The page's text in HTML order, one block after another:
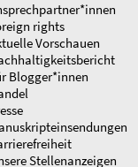
rights
Vorschauen
Blogger*innen
Stellenanzeigen